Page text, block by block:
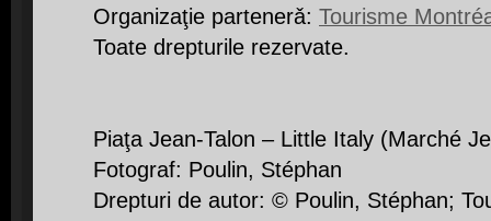
Organizaţie partenerǎ: Tourisme
Toate drepturile rezervate.
Piaţa Jean-Talon – Little Italy (Marché
Fotograf: Poulin, Stéphan
Drepturi de autor: © Poulin, Stéphan;